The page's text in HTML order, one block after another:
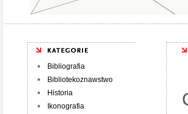
Bibliografia
Bibliotekoznawstwo
Historia
Ikonografia